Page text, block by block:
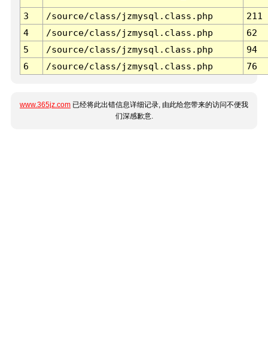
3 /source/class/jzmysql.class.php
211
4
/source/class/jzmysql.class.php
62
5
/source/class/jzmysql.class.php
94
6
/source/class/jzmysql.class.php 76
www.365jz.com 已经将此出错信息详细记录, 由此给您带来的访问不便我
们深感歉意.